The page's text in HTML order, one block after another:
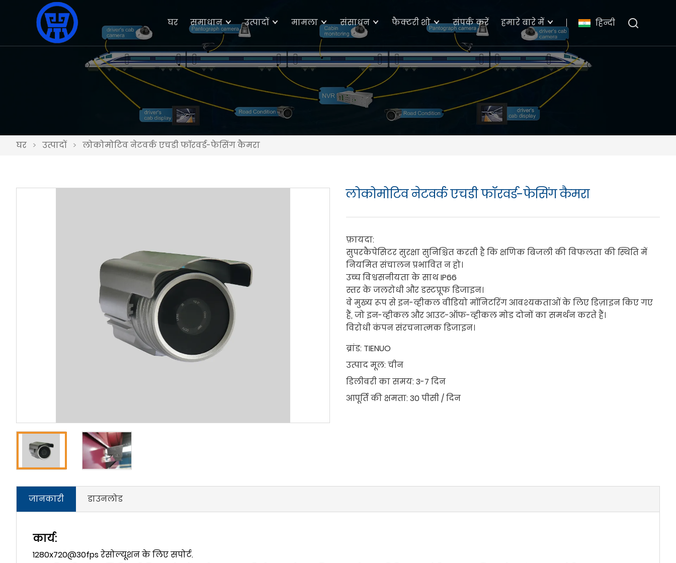
हिन्दी
घर समाधान उत्पादों मामला संसाधन फैक्टरी शो संपर्क करें हमारे बारे में
घर > उत्पादों > लोकोमोटिव नेटवर्क एचडी फॉरवर्ड-फेसिंग कैमरा
लोकोमोटिव नेटवर्क एचडी फॉरवर्ड-फेसिंग कैमरा
फ़ायदा:
सुपरकैपेसिटर सुरक्षा सुनिश्चित करती है कि क्षणिक बिजली की विफलता की स्थिति में
नियमित संचालन प्रभावित न हो।
उच्च विश्वसनीयता के साथ IP66
स्तर के जलरोधी और डस्टप्रूफ डिजाइन।
वे मुख्य रूप से इन-व्हीकल वीडियो मॉनिटरिंग आवश्यकताओं के लिए डिज़ाइन किए गए
हैं, जो इन-व्हीकल और आउट-ऑफ-व्हीकल मोड दोनों का समर्थन करते हैं।
विरोधी कंपन संरचनात्मक डिजाइन।
ब्रांड: TIENUO
उत्पाद मूल:चीन
डिलीवरी का समय:3-7 दिन
आपूर्ति की क्षमता:30 पीसी / दिन
जानकारी डाउनलोड
कार्य:
1280x720@30fps रेसोल्यूशन के लिए सपोर्ट.